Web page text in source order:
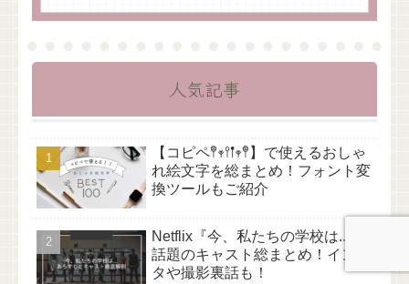
人気記事
【コピペ𖤣𖥧𖥣𖡡𖥧𖤣】で使えるおしゃ
れ絵文字を総まとめ！フォント変
換ツールもご紹介
Netflix『今、私たちの学校は...』
話題のキャスト総まとめ！インス
タや撮影裏話も！